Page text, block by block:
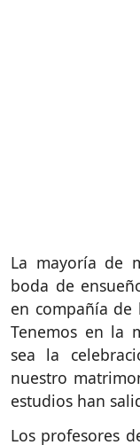
La mayoría de
boda de
en compañía de
Tenemos en la
sea la
nuestro
estudios han
Los profesores